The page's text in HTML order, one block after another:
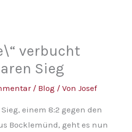
verbucht
Sieg
/ Blog / VonJosef
einem 8:2 gegen den
Bocklemünd, geht es nun